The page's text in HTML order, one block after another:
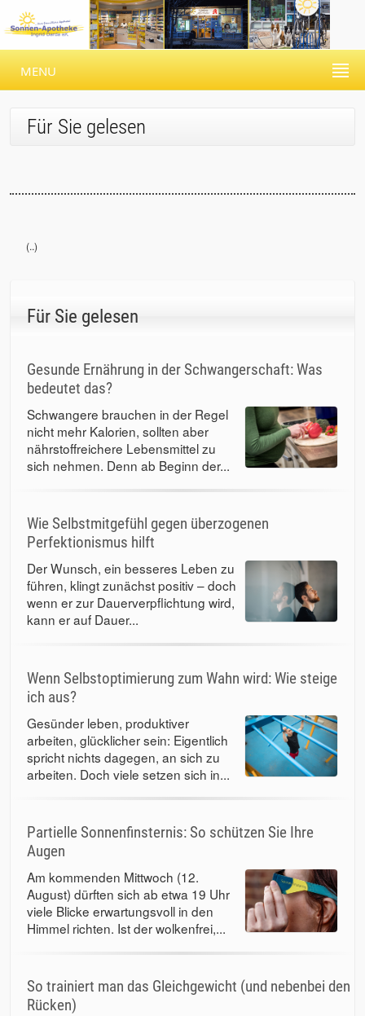
MENU
Für Sie gelesen
(..)
Für Sie gelesen
Gesunde Ernährung in der Schwangerschaft: Was
bedeutet das?
Schwangere brauchen in der Regel
nicht mehr Kalorien, sollten aber
nährstoffreichere Lebensmittel zu
sich nehmen. Denn ab Beginn der...
Wie Selbstmitgefühl gegen überzogenen
Perfektionismus hilft
Der Wunsch, ein besseres Leben zu
führen, klingt zunächst positiv – doch
wenn er zur Dauerverpflichtung wird,
kann er auf Dauer...
Wenn Selbstoptimierung zum Wahn wird: Wie steige
ich aus?
Gesünder leben, produktiver
arbeiten, glücklicher sein: Eigentlich
spricht nichts dagegen, an sich zu
arbeiten. Doch viele setzen sich in...
Partielle Sonnenfinsternis: So schützen Sie Ihre
Augen
Am kommenden Mittwoch (12.
August) dürften sich ab etwa 19 Uhr
viele Blicke erwartungsvoll in den
Himmel richten. Ist der wolkenfrei,...
So trainiert man das Gleichgewicht (und nebenbei den
Rücken)